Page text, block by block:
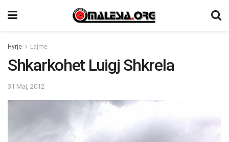
Hyrje Lajme
Shkarkohet Luigj Shkrela
31 Maj, 2012